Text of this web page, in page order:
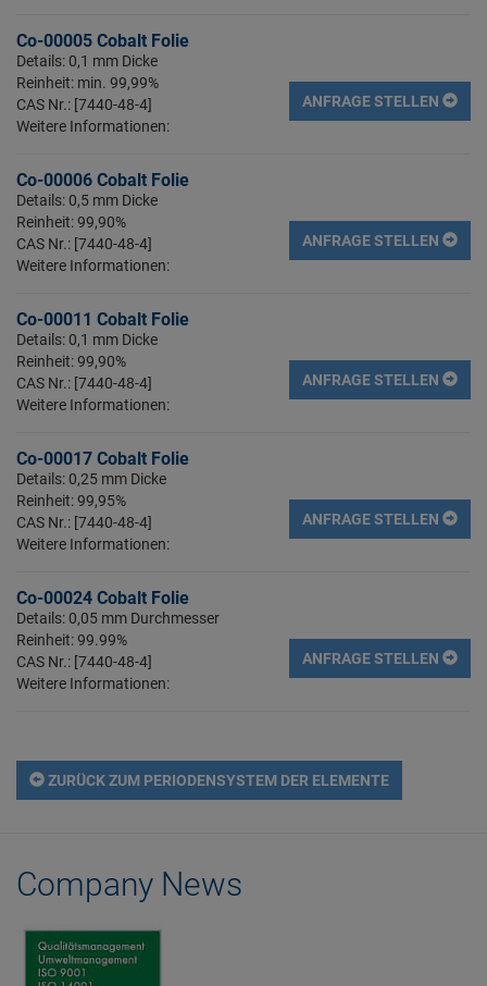
Co-00005 Cobalt Folie
Details: 0,1 mm Dicke
Reinheit: min. 99,99%
CAS Nr.: [7440-48-4]
Weitere Informationen:
ANFRAGE STELLEN
Co-00006 Cobalt Folie
Details: 0,5 mm Dicke
Reinheit: 99,90%
CAS Nr.: [7440-48-4]
Weitere Informationen:
ANFRAGE STELLEN
Co-00011 Cobalt Folie
Details: 0,1 mm Dicke
Reinheit: 99,90%
CAS Nr.: [7440-48-4]
Weitere Informationen:
ANFRAGE STELLEN
Co-00017 Cobalt Folie
Details: 0,25 mm Dicke
Reinheit: 99,95%
CAS Nr.: [7440-48-4]
Weitere Informationen:
ANFRAGE STELLEN
Co-00024 Cobalt Folie
Details: 0,05 mm Durchmesser
Reinheit: 99.99%
CAS Nr.: [7440-48-4]
Weitere Informationen:
ANFRAGE STELLEN
ZURÜCK ZUM PERIODENSYSTEM DER ELEMENTE
Company News